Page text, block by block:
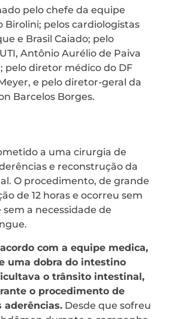
pelo chefe da equipe
Birolini; pelos cardiologistas
e Brasil Caiado; pelo
Antônio Aurélio de Paiva
pelo diretor médico do DF
e pelo diretor-geral da
Barcelos Borges.
a uma cirurgia de
e reconstrução da
O procedimento, de grande
de 12 horas e ocorreu sem
a necessidade de
com a equipe medica,
uma dobra do intestino
o trânsito intestinal,
o procedimento de
aderências. Desde que sofreu